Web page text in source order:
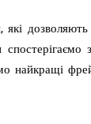
які
найкращі